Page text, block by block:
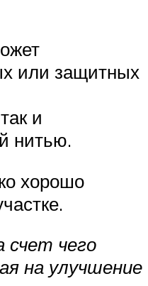
или защитных
и
нитью.
хорошо
чего
на улучшение